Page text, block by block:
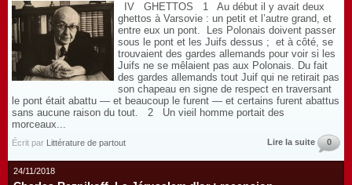
IV GHETTOS 1 Au début il y avait deux
ghettos à Varsovie : un petit et l’autre grand, et
entre eux un pont. Les Polonais doivent passer
sous le pont et les Juifs dessus ; et à côté, se
trouvaient des gardes allemands pour voir si les
Juifs ne se mêlaient pas aux Polonais. Du fait
des gardes allemands tout Juif qui ne retirait pas
son chapeau en signe de respect en traversant
le pont était abattu — et beaucoup le furent — et certains furent abattus
sans aucune raison du tout. 2 Un vieil homme portait des
morceaux...
Écrit par Littérature de partout Lire la suite 0
24/11/2018